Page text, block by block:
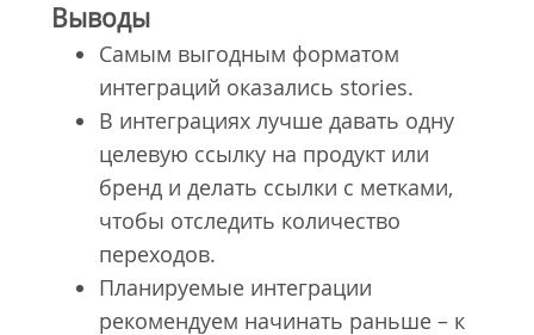
Выводы
Самым выгодным форматом
интеграций оказались stories.
В интеграциях лучше давать одну
целевую ссылку на продукт или
бренд и делать ссылки с метками,
чтобы отследить количество
переходов.
Планируемые интеграции
рекомендуем начинать раньше – к